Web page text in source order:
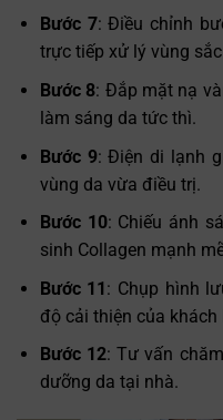
Bước 7: Điều chỉnh
trực tiếp xử lý vùng
Bước 8: Đắp mặt nạ
làm sáng da tức thì.
Bước 9: Điện di lạnh
vùng da vừa điều trị.
Bước 10: Chiếu ánh
sinh Collagen mạnh
Bước 11 : Chụp hình
độ cải thiện của khách
Bước 12: Tư vấn
dưỡng da tại nhà.